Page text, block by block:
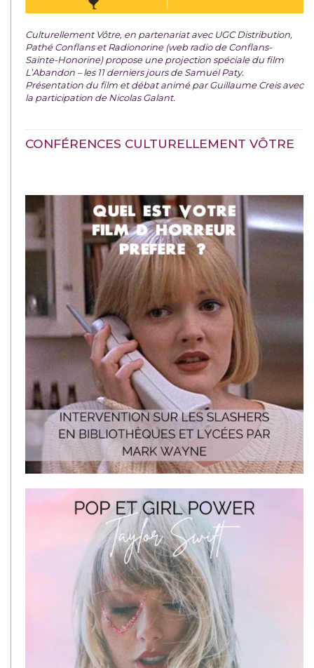
Culturellement Vôtre, en partenariat avec UGC Distribution,
Pathé Conflans et Radionorine (web radio de Conflans-
Sainte-Honorine) propose une projection spéciale du film
L’Abandon – les 11 derniers jours de Samuel Paty.
Présentation du film et débat animé par Guillaume Creis avec
la participation de Nicolas Galant.
CONFÉRENCES CULTURELLEMENT VÔTRE